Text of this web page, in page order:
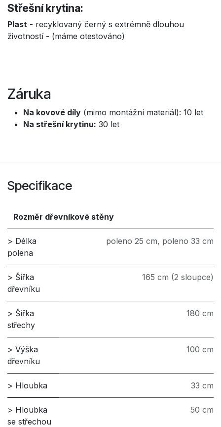
Střešní krytina:
Plast - recyklovaný černý s extrémně dlouhou
životností - (máme otestováno)
Záruka
Na kovové díly (mimo montážní materiál): 10 let
Na střešní krytinu: 30 let
Specifikace
Rozměr dřevníkové stěny
> Délka
polena
poleno 25 cm, poleno 33 cm
> Šířka
dřevníku
165 cm (2 sloupce)
> Šířka
střechy
180 cm
> Výška
dřevníku
100 cm
> Hloubka 33 cm
> Hloubka
se střechou
50 cm